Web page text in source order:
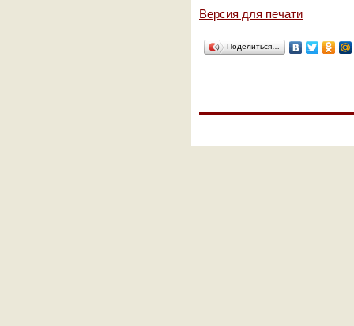
Версия для печати
Поделиться…